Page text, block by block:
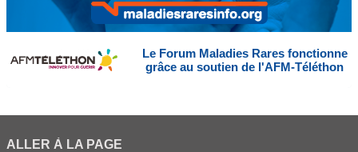
Le Forum Maladies Rares fonctionne
grâce au soutien de l'AFM-Téléthon
ALLER À LA PAGE